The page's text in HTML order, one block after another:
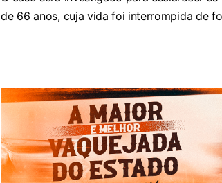
de 66 anos, cuja vida foi interrompida de